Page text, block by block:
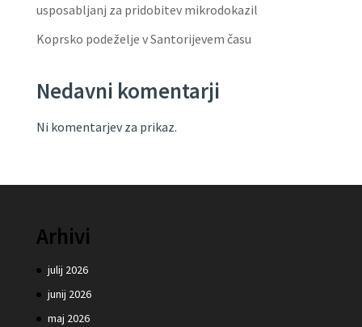
usposabljanj za pridobitev mikrodokazil
Koprsko podeželje v Santorijevem času
Nedavni komentarji
Ni komentarjev za prikaz.
Arhivi
julij 2026
junij 2026
maj 2026